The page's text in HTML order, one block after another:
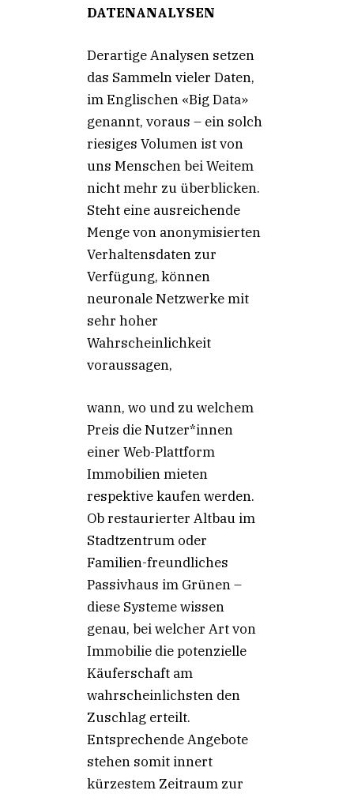
DATENANALYSEN
Derartige Analysen setzen
das Sammeln vieler Daten,
im Englischen «Big Data»
genannt, voraus – ein solch
riesiges Volumen ist von
uns Menschen bei Weitem
nicht mehr zu überblicken.
Steht eine ausreichende
Menge von anonymisierten
Verhaltensdaten zur
Verfügung, können
neuronale Netzwerke mit
sehr hoher
Wahrscheinlichkeit
voraussagen,
wann, wo und zu welchem
Preis die Nutzer*innen
einer Web-Plattform
Immobilien mieten
respektive kaufen werden.
Ob restaurierter Altbau im
Stadtzentrum oder
Familien-freundliches
Passivhaus im Grünen –
diese Systeme wissen
genau, bei welcher Art von
Immobilie die potenzielle
Käuferschaft am
wahrscheinlichsten den
Zuschlag erteilt.
Entsprechende Angebote
stehen somit innert
kürzestem Zeitraum zur